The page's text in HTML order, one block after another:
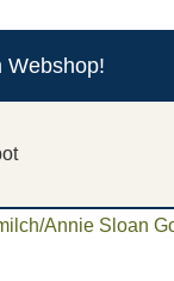
Webshop!